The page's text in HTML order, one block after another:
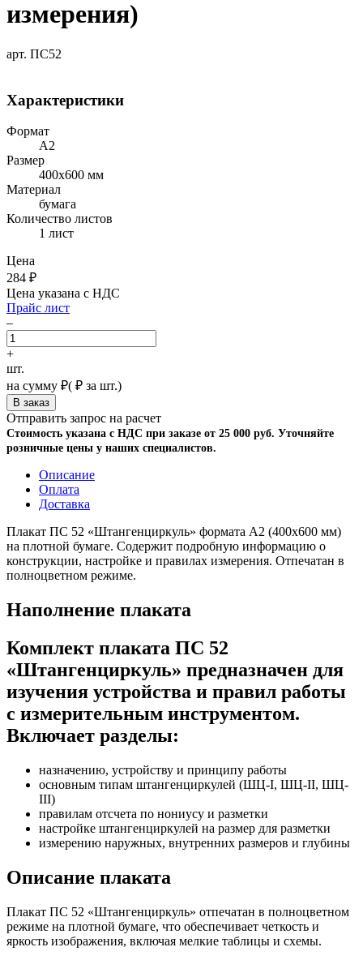
измерения)
арт. ПС52
Характеристики
Формат
А2
Размер
400х600 мм
Материал
бумага
Количество листов
1 лист
Цена
284 ₽
Цена указана с НДС
Прайс лист
–
+
шт.
на сумму ₽( ₽ за шт.)
Отправить запрос на расчет
Стоимость указана с НДС при заказе от 25 000 руб. Уточняйте
розничные цены у наших специалистов.
Описание
Оплата
Доставка
Плакат ПС 52 «Штангенциркуль» формата А2 (400х600 мм)
на плотной бумаге. Содержит подробную информацию о
конструкции, настройке и правилах измерения. Отпечатан в
полноцветном режиме.
Наполнение плаката
Комплект плаката ПС 52
«Штангенциркуль» предназначен для
изучения устройства и правил работы
с измерительным инструментом.
Включает разделы:
назначению, устройству и принципу работы
основным типам штангенциркулей (ШЦ-I, ШЦ-II, ШЦ-
III)
правилам отсчета по нониусу и разметки
настройке штангенциркулей на размер для разметки
измерению наружных, внутренних размеров и глубины
Описание плаката
Плакат ПС 52 «Штангенциркуль» отпечатан в полноцветном
режиме на плотной бумаге, что обеспечивает четкость и
яркость изображения, включая мелкие таблицы и схемы.